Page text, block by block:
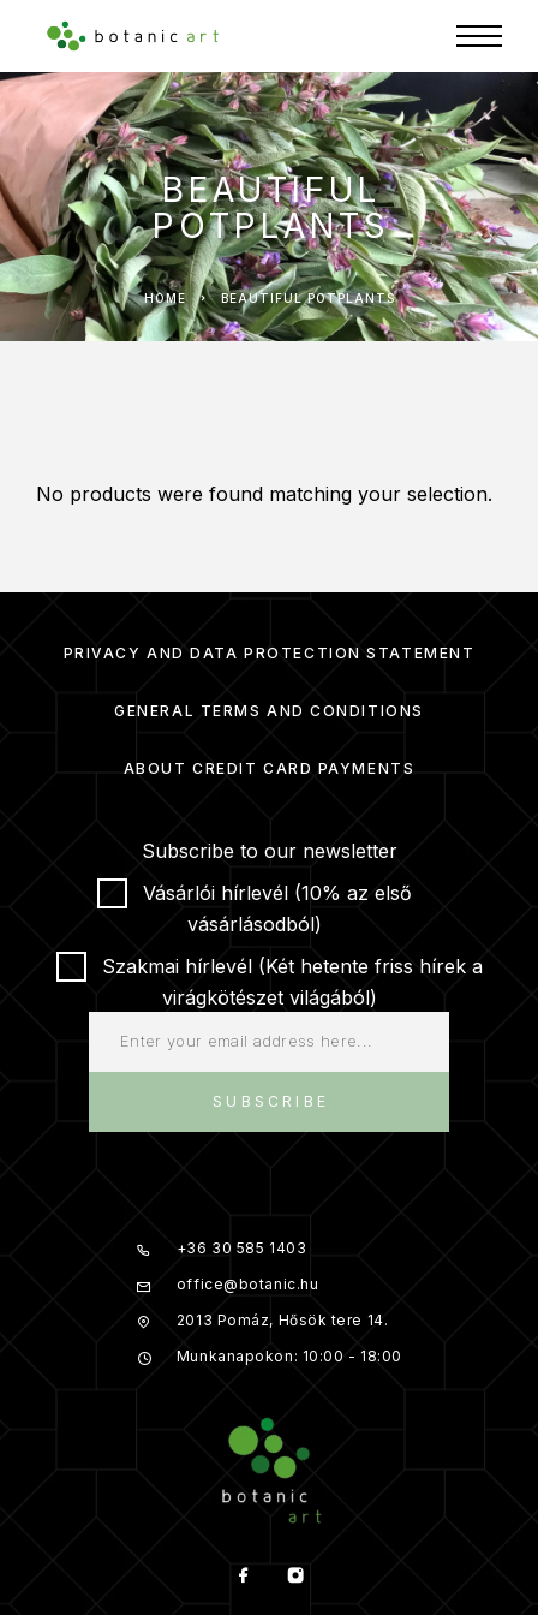
BEAUTIFUL
POTPLANTS
HOME BEAUTIFUL POTPLANTS
No products were found matching your selection.
PRIVACY AND DATA PROTECTION STATEMENT
GENERAL TERMS AND CONDITIONS
ABOUT CREDIT CARD PAYMENTS
Subscribe to our newsletter
Vásárlói hírlevél (10% az első
vásárlásodból)
Szakmai hírlevél (Két hetente friss hírek a
virágkötészet világából)
SUBSCRIBE
+36 30 585 1403
office@botanic.hu
2013 Pomáz, Hősök tere 14.
Munkanapokon: 10:00 - 18:00